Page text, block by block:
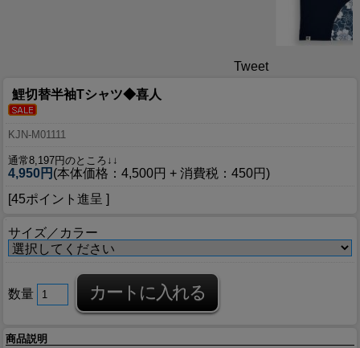
Tweet
鯉切替半袖Tシャツ◆喜人
KJN-M01111
通常8,197円のところ↓↓
4,950円 (本体価格：4,500円 + 消費税：450円)
[45ポイント進呈 ]
サイズ／カラー
数量
商品説明